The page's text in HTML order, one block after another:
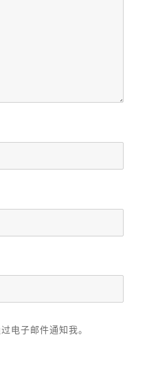
电子邮件通知我。